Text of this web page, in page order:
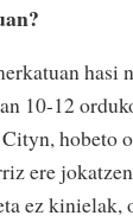
hasi
10-12
hobeto
ere
ez